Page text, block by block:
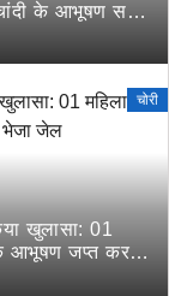
के आभूषण सहित
चोरी
खुलासा: 01
आभूषण जप्त कर